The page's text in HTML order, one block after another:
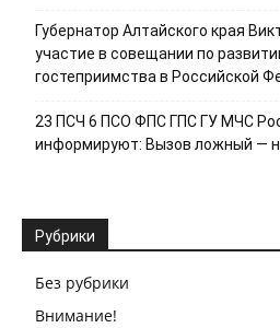
Губернатор Алтайского края
участие в совещании по
гостеприимства в Российской
23 ПСЧ 6 ПСО ФПС ГПС ГУ МЧС
информируют: Вызов ложный —
Рубрики
Без рубрики
Внимание!